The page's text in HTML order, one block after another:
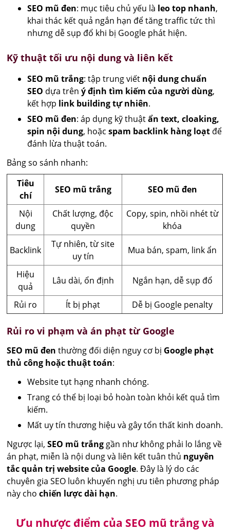
SEO mũ đen: mục tiêu chủ yếu là leo top nhanh,
khai thác kết quả ngắn hạn để tăng traffic tức thì
nhưng dễ sụp đổ khi bị Google phát hiện.
Kỹ thuật tối ưu nội dung và liên kết
SEO mũ trắng: tập trung viết nội dung chuẩn
SEO dựa trêný định tìm kiếm của người dùng,
kết hợp link building tự nhiên.
SEO mũ đen: áp dụng kỹ thuậtẩn text, cloaking,
spin nội dung, hoặcspam backlink hàng loạt để
đánh lừa thuật toán.
Bảng so sánh nhanh:
Tiêu
chí
SEO mũ trắng SEO mũ đen
Nội
dung
Chất lượng, độc
quyền
Copy, spin, nhồi nhét từ
khóa
Backlink
Tự nhiên, từ site
uy tín
Mua bán, spam, link ẩn
Hiệu
quả
Lâu dài, ổn định Ngắn hạn, dễ sụp đổ
Rủi ro Ít bị phạt Dễ bị Google penalty
Rủi ro vi phạm và án phạt từ Google
SEO mũ đen thường đối diện nguy cơ bị Google phạt
thủ công hoặc thuật toán:
Website tụt hạng nhanh chóng.
Trang có thể bị loại bỏ hoàn toàn khỏi kết quả tìm
kiếm.
Mất uy tín thương hiệu và gây tổn thất kinh doanh.
Ngược lại,SEO mũ trắng gần như không phải lo lắng về
án phạt, miễn là nội dung và liên kết tuân thủ nguyên
tắc quản trị website của Google. Đây là lý do các
chuyên gia SEO luôn khuyến nghị ưu tiên phương pháp
này chochiến lược dài hạn.
Ưu nhược điểm của SEO mũ trắng và